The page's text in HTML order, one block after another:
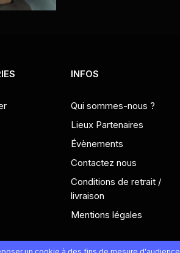
INFOS
Qui sommes-nous ?
Lieux Partenaires
Évènements
Contactez nous
Conditions de retrait /
livraison
Mentions légales